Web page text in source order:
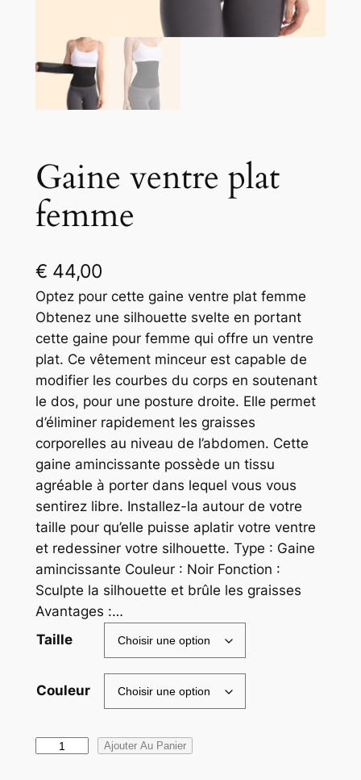
Gaine ventre plat
femme
€ 44,00
Optez pour cette gaine ventre plat femme
Obtenez une silhouette svelte en portant
cette gaine pour femme qui offre un ventre
plat. Ce vêtement minceur est capable de
modifier les courbes du corps en soutenant
le dos, pour une posture droite. Elle permet
d’éliminer rapidement les graisses
corporelles au niveau de l’abdomen. Cette
gaine amincissante possède un tissu
agréable à porter dans lequel vous vous
sentirez libre. Installez-la autour de votre
taille pour qu’elle puisse aplatir votre ventre
et redessiner votre silhouette. Type : Gaine
amincissante Couleur : Noir Fonction :
Sculpte la silhouette et brûle les graisses
Avantages :…
Taille
Couleur
Ajouter Au Panier